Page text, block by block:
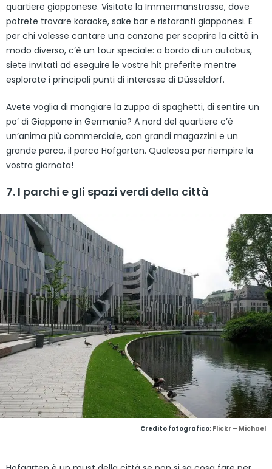
quartiere giapponese. Visitate la Immermanstrasse, dove
potrete trovare karaoke, sake bar e ristoranti giapponesi. E
per chi volesse cantare una canzone per scoprire la città in
modo diverso, c’è un tour speciale: a bordo di un autobus,
siete invitati ad eseguire le vostre hit preferite mentre
esplorate i principali punti di interesse di Düsseldorf.
Avete voglia di mangiare la zuppa di spaghetti, di sentire un
po’ di Giappone in Germania? A nord del quartiere c’è
un’anima più commerciale, con grandi magazzini e un
grande parco, il parco Hofgarten. Qualcosa per riempire la
vostra giornata!
7. I parchi e gli spazi verdi della città
Credito fotografico: Flickr – Michael